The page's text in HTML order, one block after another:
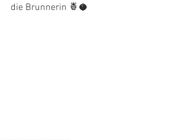
die Brunnerin 🍍🥥